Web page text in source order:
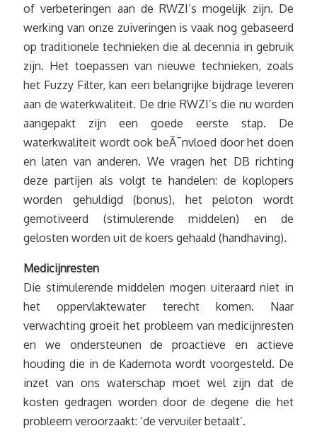
of verbeteringen aan de RWZI’s mogelijk zijn. De
werking van onze zuiveringen is vaak nog gebaseerd
op traditionele technieken die al decennia in gebruik
zijn. Het toepassen van nieuwe technieken, zoals
het Fuzzy Filter, kan een belangrijke bijdrage leveren
aan de waterkwaliteit. De drie RWZI’s die nu worden
aangepakt zijn een goede eerste stap. De
waterkwaliteit wordt ook beÃ¯nvloed door het doen
en laten van anderen. We vragen het DB richting
deze partijen als volgt te handelen: de koplopers
worden gehuldigd (bonus), het peloton wordt
gemotiveerd (stimulerende middelen) en de
gelosten worden uit de koers gehaald (handhaving).
Medicijnresten
Die stimulerende middelen mogen uiteraard niet in
het oppervlaktewater terecht komen. Naar
verwachting groeit het probleem van medicijnresten
en we ondersteunen de proactieve en actieve
houding die in de Kadernota wordt voorgesteld. De
inzet van ons waterschap moet wel zijn dat de
kosten gedragen worden door de degene die het
probleem veroorzaakt: ‘de vervuiler betaalt’.